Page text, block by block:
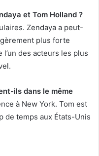
et Tom Holland ?
Zendaya a peut-
plus forte
l’un des acteurs les plus
ils dans le même
à New York. Tom est
de temps aux États-Unis